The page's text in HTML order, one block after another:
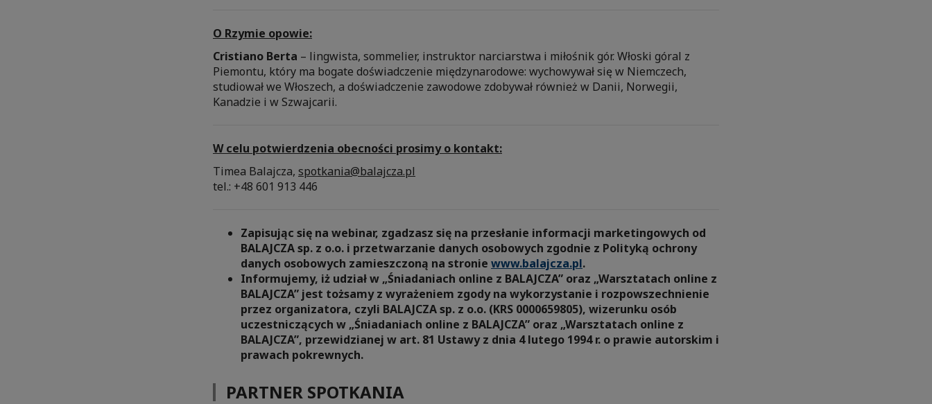
O Rzymie opowie:
Cristiano Berta – lingwista, sommelier, instruktor narciarstwa i miłośnik gór. Włoski góral z
Piemontu, który ma bogate doświadczenie międzynarodowe: wychowywał się w Niemczech,
studiował we Włoszech, a doświadczenie zawodowe zdobywał również w Danii, Norwegii,
Kanadzie i w Szwajcarii.
W celu potwierdzenia obecności prosimy o kontakt:
Timea Balajcza, spotkania@balajcza.pl
tel.: +48 601 913 446
Zapisując się na webinar, zgadzasz się na przesłanie informacji marketingowych od
BALAJCZA sp. z o.o. i przetwarzanie danych osobowych zgodnie z Polityką ochrony
danych osobowych zamieszczoną na stronie www.balajcza.pl.
Informujemy, iż udział w „Śniadaniach online z BALAJCZA” oraz „Warsztatach online z
BALAJCZA” jest tożsamy z wyrażeniem zgody na wykorzystanie i rozpowszechnienie
przez organizatora, czyli BALAJCZA sp. z o.o. (KRS 0000659805), wizerunku osób
uczestniczących w „Śniadaniach online z BALAJCZA” oraz „Warsztatach online z
BALAJCZA”, przewidzianej w art. 81 Ustawy z dnia 4 lutego 1994 r. o prawie autorskim i
prawach pokrewnych.
PARTNER SPOTKANIA